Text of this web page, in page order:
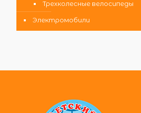
Трехколесные велосипеды
Электромобили